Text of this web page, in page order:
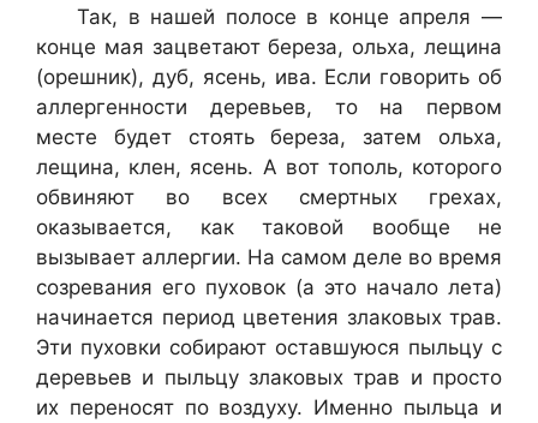
Так, в нашей полосе в конце апреля —
конце мая зацветают береза, ольха, лещина
(орешник), дуб, ясень, ива. Если говорить об
аллергенности деревьев, то на первом
месте будет стоять береза, затем ольха,
лещина, клен, ясень. А вот тополь, которого
обвиняют во всех смертных грехах,
оказывается, как таковой вообще не
вызывает аллергии. На самом деле во время
созревания его пуховок (а это начало лета)
начинается период цветения злаковых трав.
Эти пуховки собирают оставшуюся пыльцу с
деревьев и пыльцу злаковых трав и просто
их переносят по воздуху. Именно пыльца и